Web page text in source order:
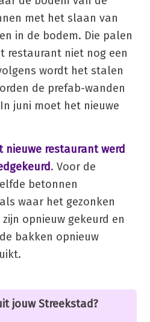
met het slaan van
in de bodem. Die palen
restaurant niet nog een
wordt het stalen
de prefab-wanden
juni moet het nieuwe
nieuwe restaurant werd
. Voor de
betonnen
waar het gezonken
opnieuw gekeurd en
bakken opnieuw
jouw Streekstad?